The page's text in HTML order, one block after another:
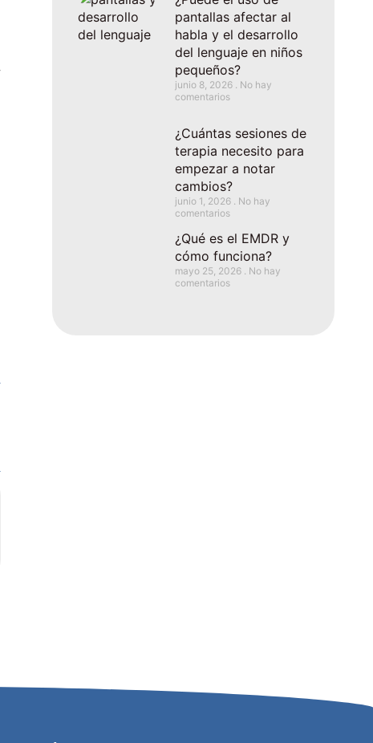
pantallas afectar al
habla y el desarrollo
del lenguaje en niños
pequeños?
junio 8, 2026
No hay
comentarios
¿Cuántas sesiones de
terapia necesito para
empezar a notar
cambios?
junio 1, 2026
No hay
comentarios
¿Qué es el EMDR y
cómo funciona?
mayo 25, 2026
No hay
comentarios